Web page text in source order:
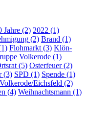
Jahre (2) 2022 (1)
(2) Brand (1)
Flohmarkt (3) Klön-
Volkerode (1)
(5) Osterfeuer(2)
(3) SPD (1) Spende (1)
Volkerode/Eichsfeld (2)
(4) Weihnachtsmann (1)